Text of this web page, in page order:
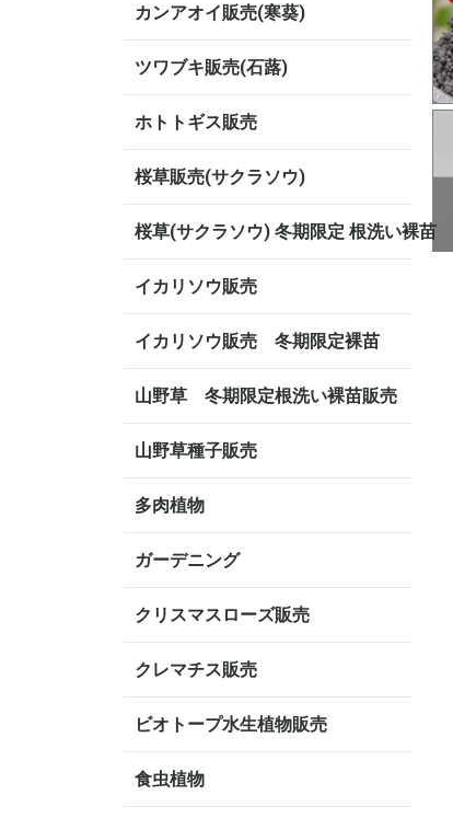
カンアオイ販売(寒葵)
ツワブキ販売(石蕗)
ホトトギス販売
桜草販売(サクラソウ)
桜草(サクラソウ) 冬期限定 根洗い裸苗
イカリソウ販売
イカリソウ販売 冬期限定裸苗
山野草 冬期限定根洗い裸苗販売
山野草種子販売
多肉植物
ガーデニング
クリスマスローズ販売
クレマチス販売
ビオトープ水生植物販売
食虫植物